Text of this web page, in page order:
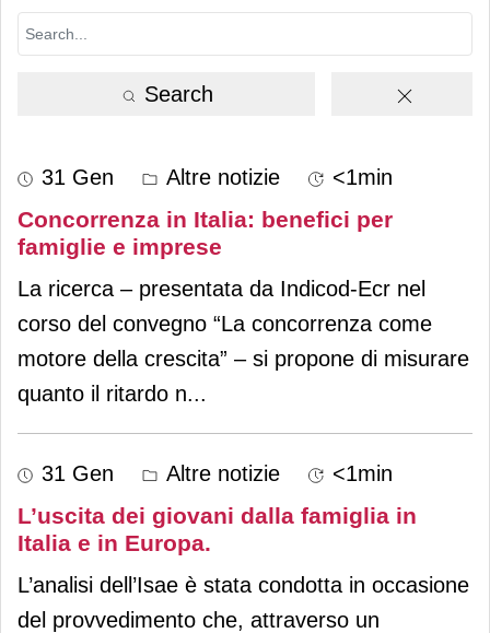
Search
31 Gen Altre notizie <1min
Concorrenza in Italia: benefici per
famiglie e imprese
La ricerca – presentata da Indicod-Ecr nel
corso del convegno “La concorrenza come
motore della crescita” – si propone di misurare
quanto il ritardo n...
31 Gen Altre notizie <1min
L’uscita dei giovani dalla famiglia in
Italia e in Europa.
L’analisi dell’Isae è stata condotta in occasione
del provvedimento che, attraverso un